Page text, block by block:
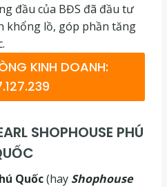
đầu của BĐS đã đầu tư
khổng lồ, góp phần tăng
KINH DOANH:
SHOPHOUSE PHÚ
Quốc(hay Shophouse